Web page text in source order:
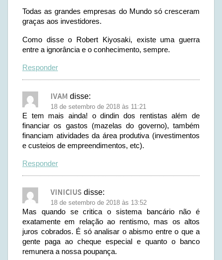
Todas as grandes empresas do Mundo só cresceram
graças aos investidores.
Como disse o Robert Kiyosaki, existe uma guerra
entre a ignorância e o conhecimento, sempre.
Responder
IVAM disse:
18 de setembro de 2018 às 11:21
E tem mais ainda! o dindin dos rentistas além de
financiar os gastos (mazelas do governo), também
financiam atividades da área produtiva (investimentos
e custeios de empreendimentos, etc).
Responder
VINICIUS disse:
18 de setembro de 2018 às 13:52
Mas quando se critica o sistema bancário não é
exatamente em relação ao rentismo, mas os altos
juros cobrados. É só analisar o abismo entre o que a
gente paga ao cheque especial e quanto o banco
remunera a nossa poupança.